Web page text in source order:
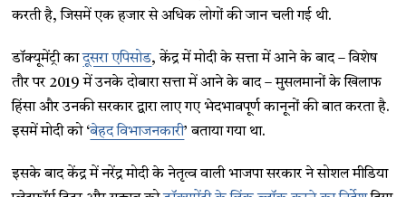
करती है, जिसमें एक हजार से अधिक लोगों की जान चली गई थी.
डॉक्यूमेंट्री कादूसरा एपिसोड, केंद्र में मोदी के सत्ता में आने के बाद – विशेष
तौर पर 2019 में उनके दोबारा सत्ता में आने के बाद – मुसलमानों के खिलाफ
हिंसा और उनकी सरकार द्वारा लाए गए भेदभावपूर्ण कानूनों की बात करता है.
इसमें मोदी को ‘बेहद विभाजनकारी’ बताया गया था.
इसके बाद केंद्र में नरेंद्र मोदी के नेतृत्व वाली भाजपा सरकार ने सोशल मीडिया